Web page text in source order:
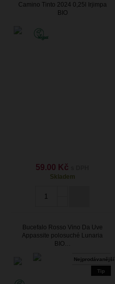
Camino Tinto 2024 0,25l Irjimpa
BIO
59.00 Kč
Skladem
Bucefalo Rosso Vino Da Uve
Appassite polosuché Lunaria
BIO…
Nejprodávanější
Tip